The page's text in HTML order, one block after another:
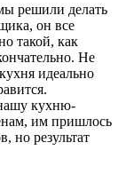
решили делать
он все
такой, как
Не
идеально
кухню-
им пришлось
но результат